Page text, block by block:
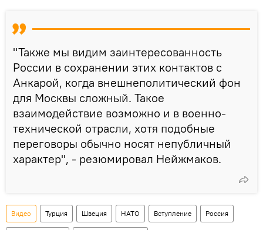
"Также мы видим заинтересованность
России в сохранении этих контактов с
Анкарой, когда внешнеполитический фон
для Москвы сложный. Такое
взаимодействие возможно и в военно-
технической отрасли, хотя подобные
переговоры обычно носят непубличный
характер", - резюмировал Нейжмаков.
Видео Турция Швеция НАТО Вступление Россия